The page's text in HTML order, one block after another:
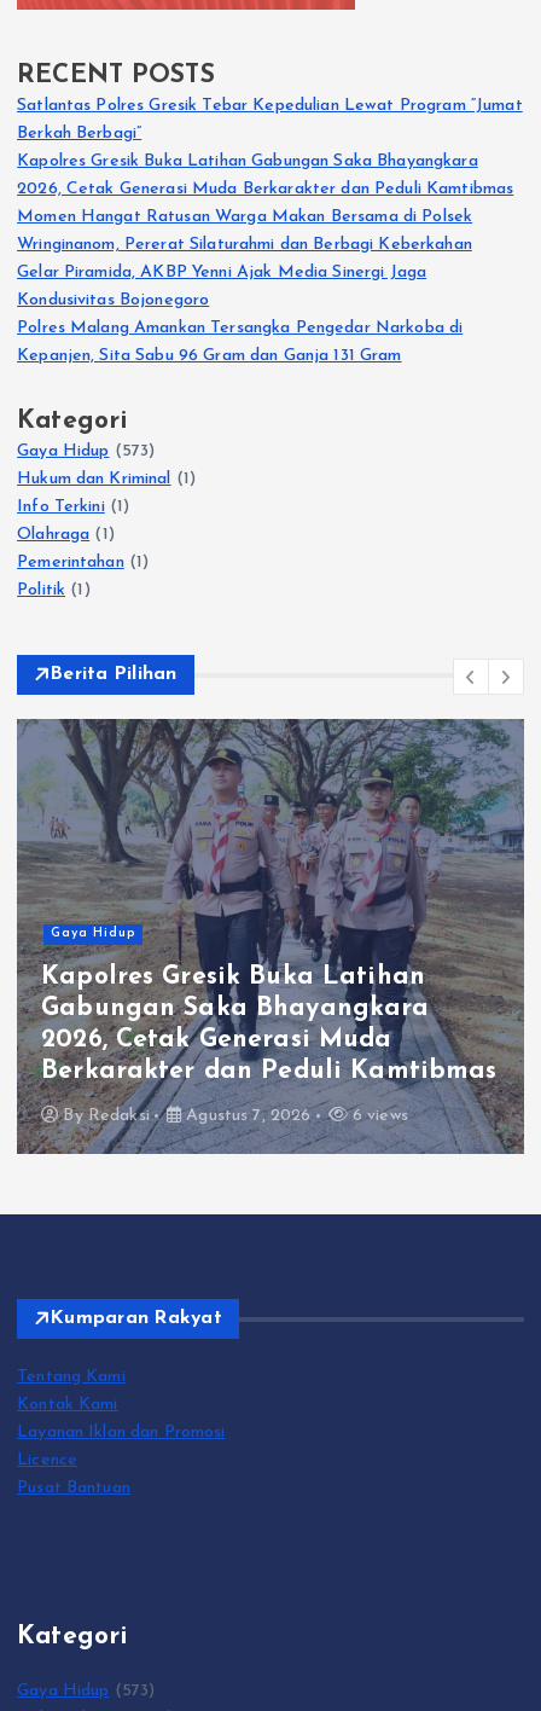
RECENT POSTS
Satlantas Polres Gresik Tebar Kepedulian Lewat Program “Jumat
Berkah Berbagi”
Kapolres Gresik Buka Latihan Gabungan Saka Bhayangkara
2026, Cetak Generasi Muda Berkarakter dan Peduli Kamtibmas
Momen Hangat Ratusan Warga Makan Bersama di Polsek
Wringinanom, Pererat Silaturahmi dan Berbagi Keberkahan
Gelar Piramida, AKBP Yenni Ajak Media Sinergi Jaga
Kondusivitas Bojonegoro
Polres Malang Amankan Tersangka Pengedar Narkoba di
Kepanjen, Sita Sabu 96 Gram dan Ganja 131 Gram
Kategori
Gaya Hidup (573)
Hukum dan Kriminal (1)
Info Terkini(1)
Olahraga (1)
Pemerintahan(1)
Politik (1)
Berita Pilihan
Gaya Hidup
Kapolres Gresik Buka Latihan
Gabungan Saka Bhayangkara
2026, Cetak Generasi Muda
Berkarakter dan Peduli Kamtibmas
ByRedaksi Agustus 7, 2026 6 views
Kumparan Rakyat
Tentang Kami
Kontak Kami
Layanan Iklan dan Promosi
Licence
Pusat Bantuan
Kategori
Gaya Hidup (573)